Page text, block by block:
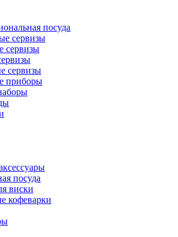
посуда
сервизы
сервизы
сервизы
приборы
посуда
виски
кофеварки